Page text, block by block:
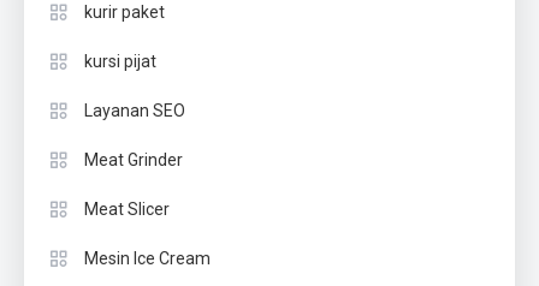
kurir paket
kursi pijat
Layanan SEO
Meat Grinder
Meat Slicer
Mesin Ice Cream